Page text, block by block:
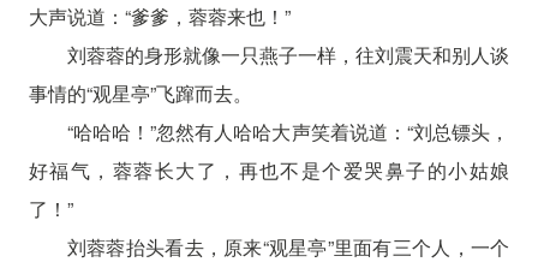
大声说道：“爹爹，蓉蓉来也！”
刘蓉蓉的身形就像一只燕子一样，往刘震天和别人谈
事情的“观星亭”飞蹿而去。
“哈哈哈！”忽然有人哈哈大声笑着说道：“刘总镖头，
好福气，蓉蓉长大了，再也不是个爱哭鼻子的小姑娘
了！”
刘蓉蓉抬头看去，原来“观星亭”里面有三个人，一个